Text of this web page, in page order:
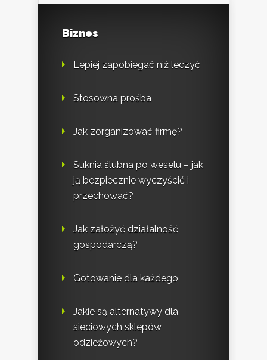
Biznes
Lepiej zapobiegać niż leczyć
Stosowna prośba
Jak zorganizować firmę?
Suknia ślubna po weselu – jak
ją bezpiecznie wyczyścić i
przechować?
Jak założyć działalność
gospodarczą?
Gotowanie dla każdego
Jakie są alternatywy dla
sieciowych sklepów
odzieżowych?